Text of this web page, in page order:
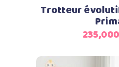
Trotteur
235,000